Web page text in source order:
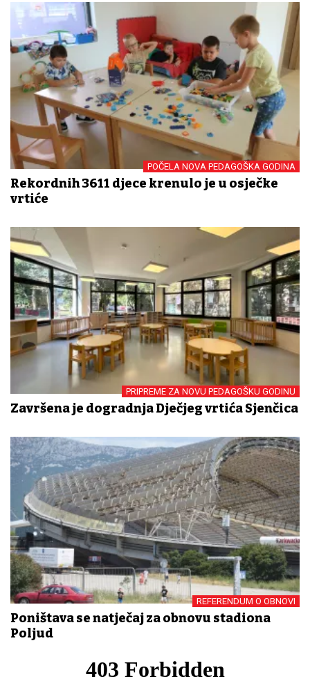
POČELA NOVA PEDAGOŠKA GODINA
Rekordnih 3611 djece krenulo je u osječke
vrtiće
PRIPREME ZA NOVU PEDAGOŠKU GODINU
Završena je dogradnja Dječjeg vrtića Sjenčica
REFERENDUM O OBNOVI
Poništava se natječaj za obnovu stadiona
Poljud